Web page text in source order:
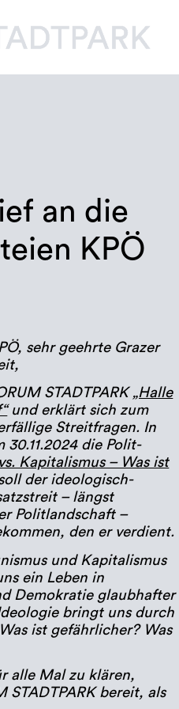
an die
KPÖ
sehr geehrte Grazer
STADTPARK „Halle
und erklärt sich zum
Streitfragen. In
30.11.2024 die Polit-
Kapitalismus – Was ist
der ideologisch-
– längst
Politlandschaft –
den er verdient.
und Kapitalismus
ein Leben in
Demokratie glaubhafter
bringt uns durch
ist gefährlicher? Was
alle Mal zu klären,
STADTPARK bereit, als